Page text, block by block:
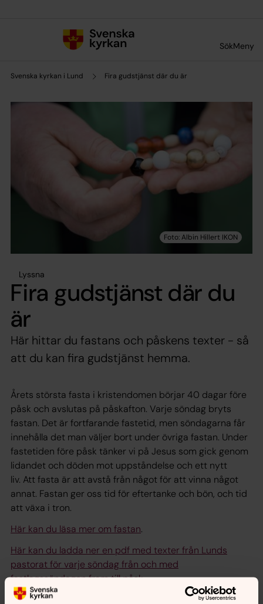
SökMeny
Svenska kyrkan i Lund Fira gudstjänst där du är
Lyssna
Fira gudstjänst där du
är
Här hittar du fastans och påskens texter - så
att du kan fira gudstjänst hemma.
Årets största fasta i kristendomen börjar 40 dagar före
påsk och avslutas på påskafton. Varje söndag bryts
fastan. Det är fortfarande fastetid, men söndagarna får
innehålla det man väljer bort under övriga fastan. Under
fastetiden före påsk tänker vi på Jesus som gick genom
lidandet och döden mot uppståndelse och ett nytt
liv. Att fasta är att avstå från något för att vinna något
annat. Fastan ger oss tid för eftertanke och bön, och tid
att växa i tron.
Här kan du läsa mer om fastan.
Här kan du ladda ner en pdf med texter från Lunds
pastorat för varje söndag från och med
fastlagssöndagen fram till påsk.